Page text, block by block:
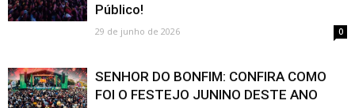
Público!
29 de junho de 2026 0
SENHOR DO BONFIM: CONFIRA COMO
FOI O FESTEJO JUNINO DESTE ANO